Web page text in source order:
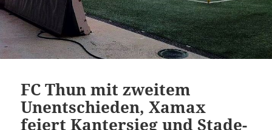
FC Thun mit zweitem
Unentschieden, Xamax
feiert Kantersieg und Stade-